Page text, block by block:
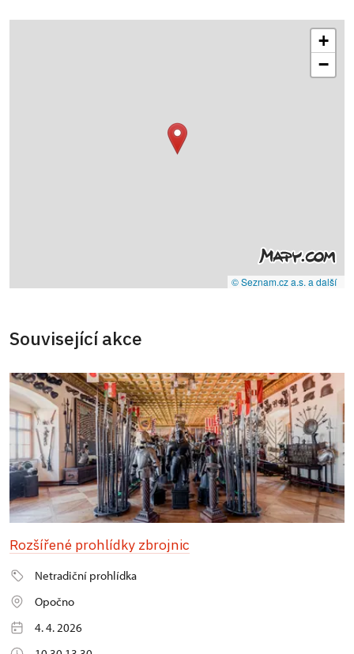
+
−
© Seznam.cz a.s. a další
Související akce
Rozšířené prohlídky zbrojnic
Netradiční prohlídka
Opočno
4. 4. 2026